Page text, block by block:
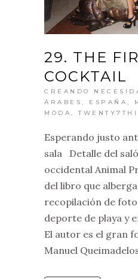
29. THE
COCKTAIL
CREANDO
ÁRABES
ESPAÑA
MODA
,
Esperando justo
sala Detalle del
occidental Animal
del libro que
recopilación de
deporte de playa y
El autor es el gran
Manuel